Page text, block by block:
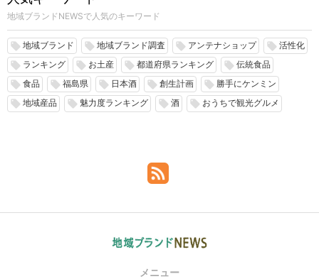
地域ブランドNEWSで人気のキーワード
local_offer 地域ブランド local_offer 地域ブランド調査 local_offer アンテナショップ local_offer 活性化
local_offer ランキング local_offer お土産 local_offer 都道府県ランキング local_offer 伝統食品
local_offer 食品 local_offer 福島県 local_offer 日本酒 local_offer 創生計画 local_offer 勝手にケンミン
local_offer 地域産品 local_offer 魅力度ランキング local_offer 酒 local_offer おうちで観光グルメ
メニュー